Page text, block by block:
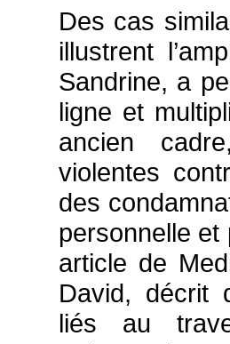
Des cas
illustrent
Sandrine, a
ligne et
ancien
violentes
des
personnelle et
article de
David, décrit
liés au